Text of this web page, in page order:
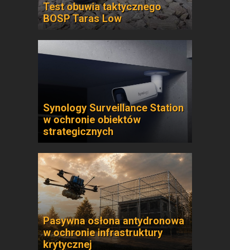
Test obuwia taktycznego
BOSP Taras Low
Synology Surveillance Station
w ochronie obiektów
strategicznych
Pasywna osłona antydronowa
w ochronie infrastruktury
krytycznej